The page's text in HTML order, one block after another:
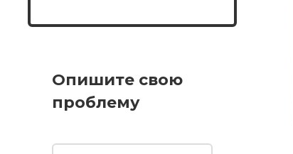
Опишите свою
проблему